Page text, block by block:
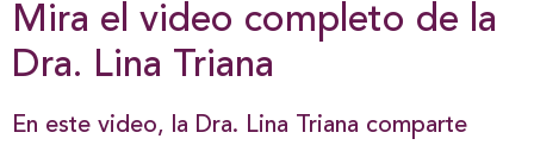
Mira el video completo de la
Dra. Lina Triana
En este video, la Dra. Lina Triana comparte